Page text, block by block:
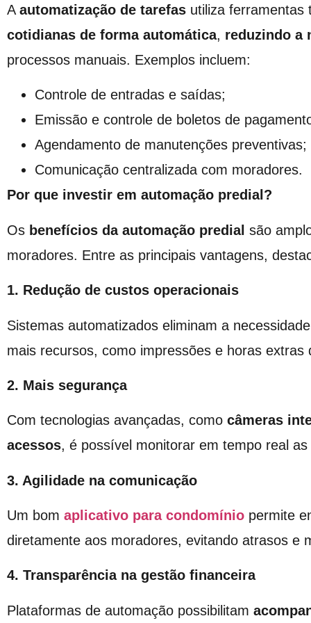
A automatização de tarefas utiliza
cotidianas de forma automática, reduzindo a
processos manuais. Exemplos incluem:
Controle de entradas e saídas;
Emissão e controle de boletos de
Agendamento de manutenções preventivas;
Comunicação centralizada com moradores.
Por que investir em automação predial?
Os benefícios da automação predial são
moradores. Entre as principais vantagens,
1. Redução de custos operacionais
Sistemas automatizados eliminam a
mais recursos, como impressões e horas extras
2. Mais segurança
Com tecnologias avançadas, como câmeras
acessos, é possível monitorar em tempo real
3. Agilidade na comunicação
Um bom aplicativo para condomínio permite
diretamente aos moradores, evitando atrasos e
4. Transparência na gestão financeira
Plataformas de automação possibilitam